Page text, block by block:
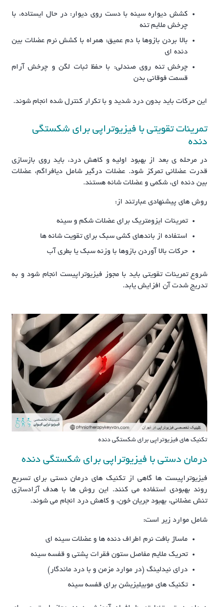
کشش دیواره سینه با دست روی دیوار: در حال ایستاده، با
چرخش ملایم تنه
بالا بردن بازوها با دم عمیق: همراه با کشش نرم عضلات بین
دنده ای
چرخش تنه روی صندلی: با حفظ ثبات لگن و چرخش آرام
قسمت فوقانی بدن
این حرکات باید بدون درد شدید و با تکرار کنترل شده انجام شوند.
تمرینات تقویتی با فیزیوتراپی برای شکستگی
دنده
در مرحله ی بعد از بهبود اولیه و کاهش درد، باید روی بازسازی
قدرت عضلانی تمرکز شود. عضلات درگیر شامل دیافراگم، عضلات
بین دنده ای، شکمی و عضلات شانه هستند.
روش های پیشنهادی عبارتند از:
تمرینات ایزومتریک برای عضلات شکم و سینه
استفاده از باندهای کشی سبک برای تقویت شانه ها
حرکات بالا آوردن بازوها با وزنه سبک یا بطری آب
شروع تمرینات تقویتی باید با مجوز فیزیوتراپیست انجام شود و به
تدریج شدت آن افزایش یابد.
تکنیک های فیزیوتراپی برای شکستگی دنده
درمان دستی با فیزیوتراپی برای شکستگی دنده
فیزیوتراپیست ها گاهی از تکنیک های درمان دستی برای تسریع
روند بهبودی استفاده می کنند. این روش ها با هدف آزادسازی
تنش عضلانی، بهبود جریان خون، و کاهش درد انجام می شوند.
شامل موارد زیر است:
ماساژ بافت نرم اطراف دنده ها و عضلات سینه ای
تحریک ملایم مفاصل ستون فقرات پشتی و قفسه سینه
درای نیدلینگ (در موارد مزمن و با درد ماندگار)
تکنیک های موبیلیزیشن برای قفسه سینه